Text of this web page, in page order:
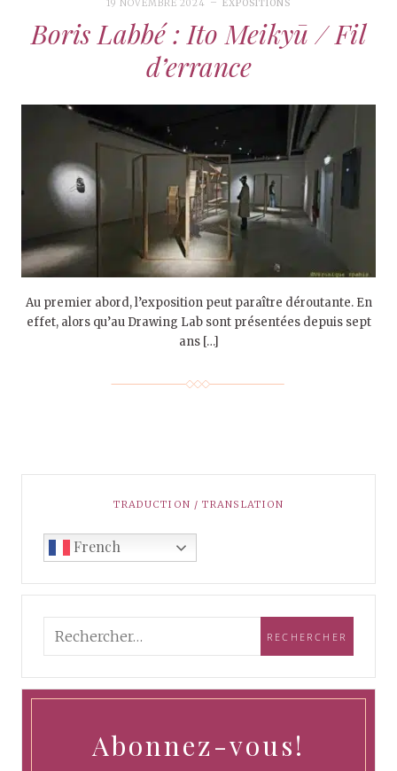
19 NOVEMBRE 2024 EXPOSITIONS
Boris Labbé : Ito Meikyū / Fil
d’errance
Au premier abord, l’exposition peut paraître déroutante. En
effet, alors qu’au Drawing Lab sont présentées depuis sept
ans […]
TRADUCTION / TRANSLATION
French
Abonnez-vous!